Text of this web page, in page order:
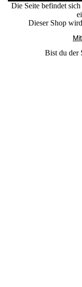
Die Seite befindet
Dieser Shop
Bist du der